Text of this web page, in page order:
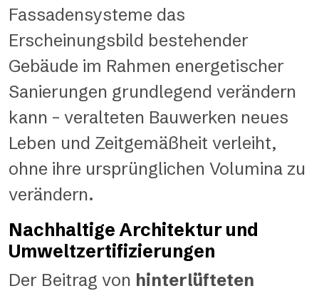
Fassadensysteme das
Erscheinungsbild bestehender
Gebäude im Rahmen energetischer
Sanierungen grundlegend verändern
kann – veralteten Bauwerken neues
Leben und Zeitgemäßheit verleiht,
ohne ihre ursprünglichen Volumina zu
verändern.
Nachhaltige Architektur und
Umweltzertifizierungen
Der Beitrag von hinterlüfteten